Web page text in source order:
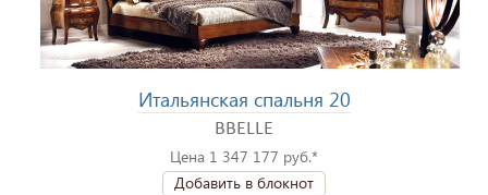
Итальянская спальня 20
BBELLE
Цена 1 347 177 руб.*
Добавить в блокнот